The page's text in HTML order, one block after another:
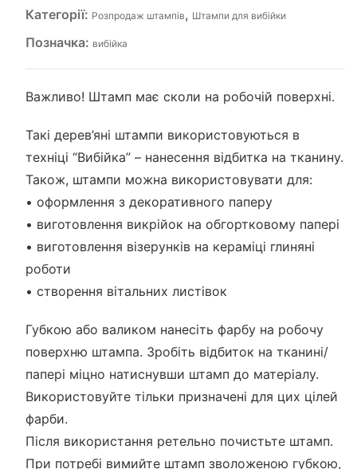
Категорії: Розпродаж штампів, Штампи для вибійки
Позначка: вибійка
Важливо! Штамп має сколи на робочій поверхні.
Такі дерев’яні штампи використовуються в
техніці “Вибійка” – нанесення відбитка на тканину.
Також, штампи можна використовувати для:
• оформлення з декоративного паперу
• виготовлення викрійок на обгортковому папері
• виготовлення візерунків на кераміці глиняні
роботи
• створення вітальних листівок
Губкою або валиком нанесіть фарбу на робочу
поверхню штампа. Зробіть відбиток на тканині/
папері міцно натиснувши штамп до матеріалу.
Використовуйте тільки призначені для цих цілей
фарби.
Після використання ретельно почистьте штамп.
При потребі вимийте штамп зволоженою губкою,